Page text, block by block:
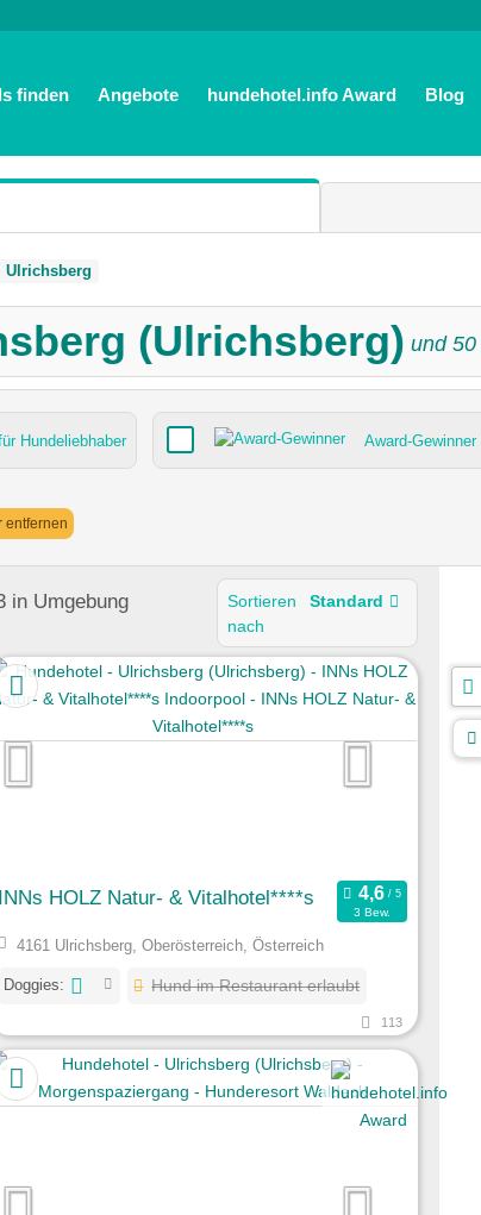
finden Angebote hundehotel.info Award Blog
Ulrichsberg
(Ulrichsberg) und 50
Hundeliebhaber Award-Gewinner
entfernen
in Umgebung
Sortieren
nach
Standard
INNs HOLZ Natur- & Vitalhotel****s
3 Bew.
4161 Ulrichsberg, Oberösterreich, Österreich
Doggies: Hund im Restaurant erlaubt
113